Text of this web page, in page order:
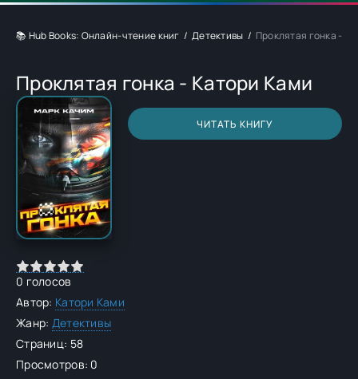
📚 Hub Books: Онлайн-чтение книг Детективы Проклятая гонка -
Проклятая гонка - Катори Ками
ЧИТАТЬ КНИГУ
0 голосов
Автор: Катори Ками
Жанр: Детективы
Страниц: 58
Просмотров: 0